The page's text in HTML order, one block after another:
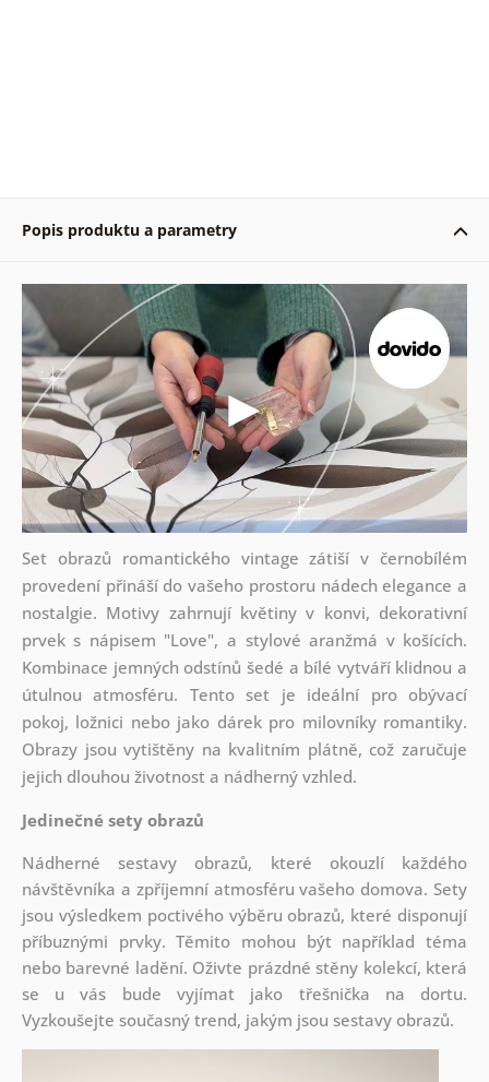
Popis produktu a parametry
Set obrazů romantického vintage zátiší v černobílém
provedení přináší do vašeho prostoru nádech elegance a
nostalgie. Motivy zahrnují květiny v konvi, dekorativní
prvek s nápisem "Love", a stylové aranžmá v košících.
Kombinace jemných odstínů šedé a bílé vytváří klidnou a
útulnou atmosféru. Tento set je ideální pro obývací
pokoj, ložnici nebo jako dárek pro milovníky romantiky.
Obrazy jsou vytištěny na kvalitním plátně, což zaručuje
jejich dlouhou životnost a nádherný vzhled.
Jedinečné sety obrazů
Nádherné sestavy obrazů, které okouzlí každého
návštěvníka a zpříjemní atmosféru vašeho domova. Sety
jsou výsledkem poctivého výběru obrazů, které disponují
příbuznými prvky. Těmito mohou být například téma
nebo barevné ladění. Oživte prázdné stěny kolekcí, která
se u vás bude vyjímat jako třešnička na dortu.
Vyzkoušejte současný trend, jakým jsou sestavy obrazů.